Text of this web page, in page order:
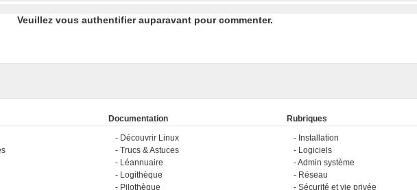
Veuillez vous authentifier auparavant pour commenter.
Documentation
Découvrir Linux
Trucs & Astuces
Léannuaire
Logithèque
Pilothèque
Rubriques
Installation
Logiciels
Admin système
Réseau
Sécurité et vie privée